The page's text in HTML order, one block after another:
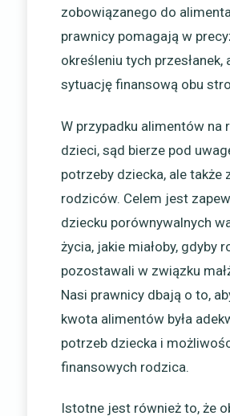
zobowiązanego do
prawnicy pomagają w
określeniu tych przesłanek,
sytuację finansową obu
W przypadku alimentów na
dzieci, sąd bierze pod
potrzeby dziecka, ale także
rodziców. Celem jest
dziecku porównywalnych
życia, jakie miałoby, gdyby
pozostawali w związku
Nasi prawnicy dbają o to,
kwota alimentów była
potrzeb dziecka i
finansowych rodzica.
Istotne jest również to, że